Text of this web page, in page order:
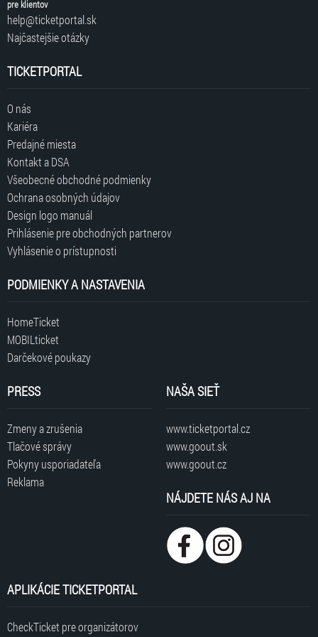
pre klientov
help@ticketportal.sk
Najčastejšie otázky
TICKETPORTAL
O nás
Kariéra
Predajné miesta
Kontakt a DSA
Všeobecné obchodné podmienky
Ochrana osobných údajov
Design logo manuál
Prihlásenie pre obchodných partnerov
Vyhlásenie o prístupnosti
PODMIENKY A NASTAVENIA
HomeTicket
MOBILticket
Darčekové poukazy
PRESS
Zmeny a zrušenia
Tlačové správy
Pokyny usporiadateľa
Reklama
NAŠA SIEŤ
www.ticketportal.cz
www.goout.sk
www.goout.cz
NÁJDETE NÁS AJ NA
APLIKÁCIE TICKETPORTAL
CheckTicket pre organizátorov